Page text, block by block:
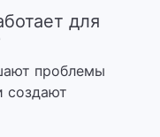
для
проблемы
создают